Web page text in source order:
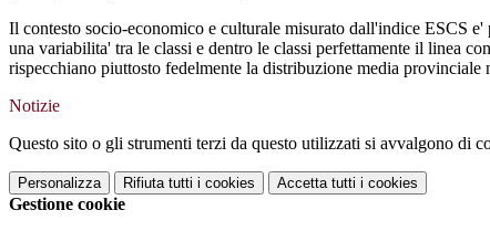
Il contesto socio-economico e culturale misurato dall'indice ESCS
una variabilita' tra le classi e dentro le classi perfettamente il linea
rispecchiano piuttosto fedelmente la distribuzione media provinciale
Notizie
Questo sito o gli strumenti terzi da questo utilizzati si avvalgono di
Personalizza Rifiuta tutti i cookies Accetta tutti i cookies
Gestione cookie